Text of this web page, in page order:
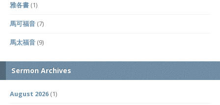
雅各書 (1)
馬可福音 (7)
馬太福音 (9)
Sermon Archives
August 2026 (1)